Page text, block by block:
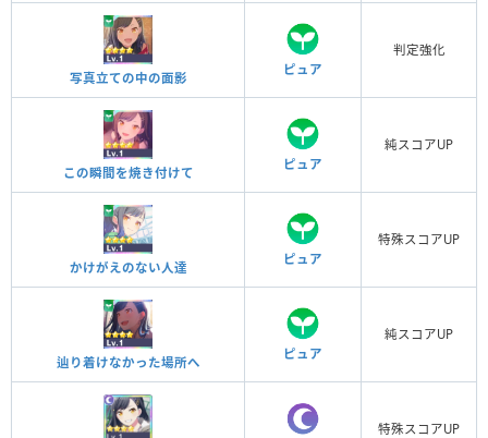
写真立ての中の面影
ピュア
判定強化
この瞬間を焼き付けて
ピュア
純スコアUP
かけがえのない人達
ピュア
特殊スコアUP
辿り着けなかった場所へ
ピュア
純スコアUP
特殊スコアUP